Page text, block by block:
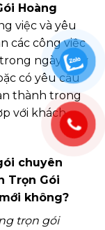
Hoàng
việc và yêu
các công việc
ngày. Tuy
có yêu cầu
thành trong
với khách
chuyên
Trọn Gói
không?
trọn gói